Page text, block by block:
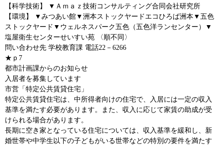
【科学技術】 ▼Ａｍａｚ技術コンサルティング合同会社研究所
【環境】 ▼みつあい館▼洲本ストックヤードエコひろば洲本▼五色
ストックヤード▼ウェルネスパーク五色（五色洋ランセンター）▼
塩屋衛生センターせいすい苑 〈順不同〉
問い合わせ先 学校教育課 電話22－6266
★ｐ7
都市計画課からのお知らせ
入居者を募集しています
市営「特定公共賃貸住宅」
特定公共賃貸住宅は、中所得者向けの住宅で、入居には一定の収入
基準を満たす必要があります。また、収入に応じて家賃の助成が受
けられる場合があります。
長期に空き家となっている住宅については、収入基準を緩和し、新
婚世帯や中学生以下の子どもがいる世帯などの特別の要件を満たす